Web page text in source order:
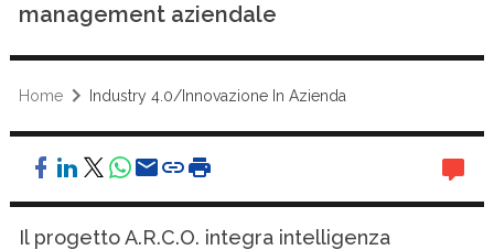
management aziendale
Home Industry 4.0/Innovazione In Azienda
Il progetto A.R.C.O. integra intelligenza